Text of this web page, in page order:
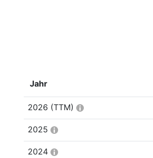
Jahr
2026 (TTM)
2025
2024